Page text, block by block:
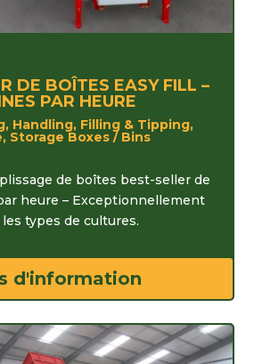
DE BOÎTES EASY FILL –
PAR HEURE
Handling, Filling & Tipping,
Storage Boxes / Bins
de boîtes best-seller de
heure – Exceptionnellement
types de cultures.
d'information